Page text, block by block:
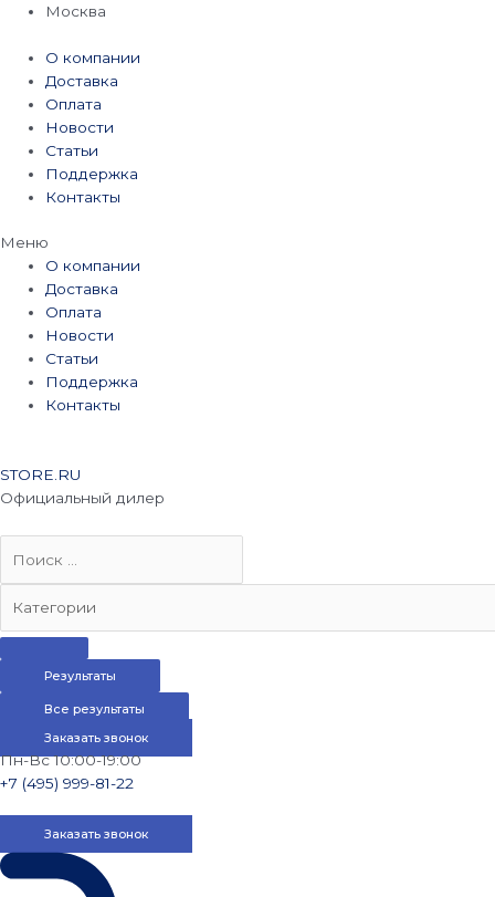
Перейти
содержимому
Москва
О компании
Доставка
Оплата
Новости
Статьи
Поддержка
Контакты
Меню
О компании
Доставка
Оплата
Новости
Статьи
Поддержка
Контакты
STORE.RU
Официальный дилер
Результаты
Все результаты
Заказать звонок
Пн-Вс 10:00-19:00
+7 (495) 999-81-22
Заказать звонок